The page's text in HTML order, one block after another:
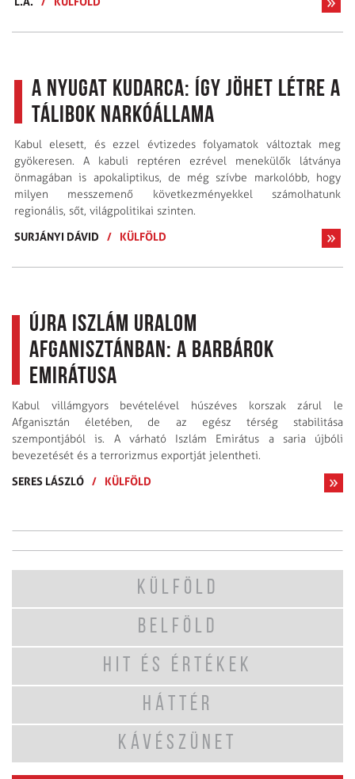
A Nyugat kudarca: így jöhet létre a
tálibok narkóállama
Kabul elesett, és ezzel évtizedes folyamatok változtak meg
gyökeresen. A kabuli reptéren ezrével menekülők látványa
önmagában is apokaliptikus, de még szívbe markolóbb, hogy
milyen messzemenő következményekkel számolhatunk
regionális, sőt, világpolitikai szinten.
SURJÁNYI DÁVID
/ KÜLFÖLD
Újra iszlám uralom
Afganisztánban: a barbárok
emirátusa
Kabul villámgyors bevételével húszéves korszak zárul le
Afganisztán életében, de az egész térség stabilitása
szempontjából is. A várható Iszlám Emirátus a saria újbóli
bevezetését és a terrorizmus exportját jelentheti.
SERES LÁSZLÓ / KÜLFÖLD
KÜLFÖLD
BELFÖLD
HIT ÉS ÉRTÉKEK
HÁTTÉR
KÁVÉSZÜNET